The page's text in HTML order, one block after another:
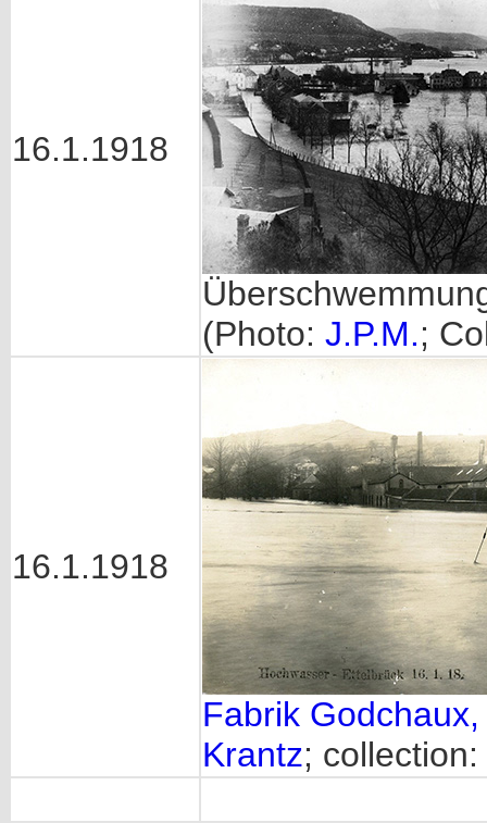
16.1.1918
(Photo: J.P.M.;
16.1.1918
Fabrik
Krantz;